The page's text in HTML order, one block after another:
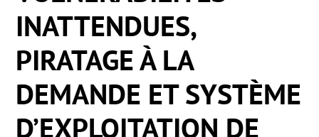
INATTENDUES,
PIRATAGE À LA
DEMANDE ET SYSTÈME
D’EXPLOITATION DE